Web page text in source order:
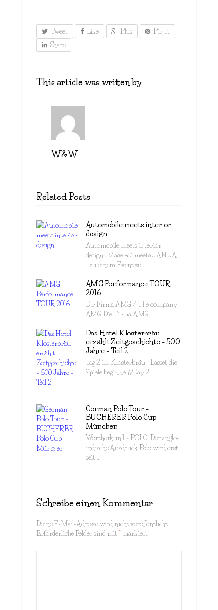
Tweet Like Plus
Pin It
Share
This article was written by
W&W
Related Posts
Automobile meets interior
design
Automobile meets interior
design...Maserati meets JANUA
...zu einem Event zu…
AMG Performance TOUR
2016
Dir Firma AMG / The company
AMG Die Firma AMG…
Das Hotel Klosterbräu
erzählt Zeitgeschichte – 500
Jahre – Teil 2
Tag 2 im Klosterbräu - Lasset die
Spiele beginnen?Day 2…
German Polo Tour –
BUCHERER Polo Cup
München
Wortherkunft - POLO Der anglo-
indische Ausdruck Polo wird erst
seit…
Schreibe einen Kommentar
Deine E-Mail-Adresse wird nicht veröffentlicht.
Erforderliche Felder sind mit* markiert